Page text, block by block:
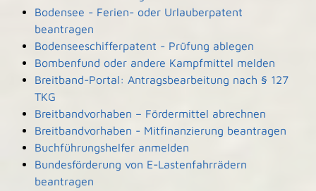
Bodensee - Ferien- oder Urlauberpatent
beantragen
Bodenseeschifferpatent - Prüfung ablegen
Bombenfund oder andere Kampfmittel melden
Breitband-Portal: Antragsbearbeitung nach § 127
TKG
Breitbandvorhaben – Fördermittel abrechnen
Breitbandvorhaben - Mitfinanzierung beantragen
Buchführungshelfer anmelden
Bundesförderung von E-Lastenfahrrädern
beantragen